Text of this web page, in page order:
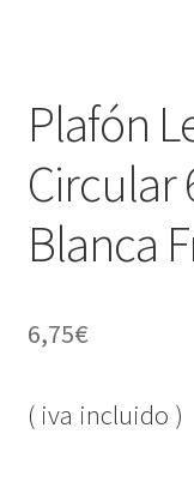
Plafón
Circular
Blanca
6,75€
( iva incluido )